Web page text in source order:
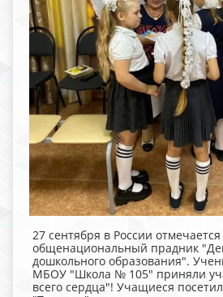
27 сентября в России отмечается
общенациональный прадник
дошкольного образования".
МБОУ "Школа № 105" приняли
всего сердца"! Учащиеся